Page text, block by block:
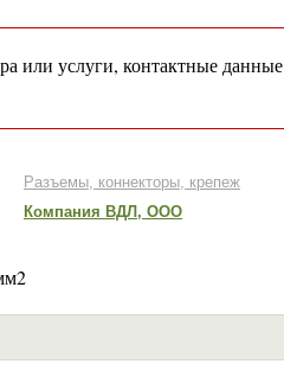
или услуги, контактные данные
Разъемы, коннекторы, крепеж
Компания ВДЛ, ООО